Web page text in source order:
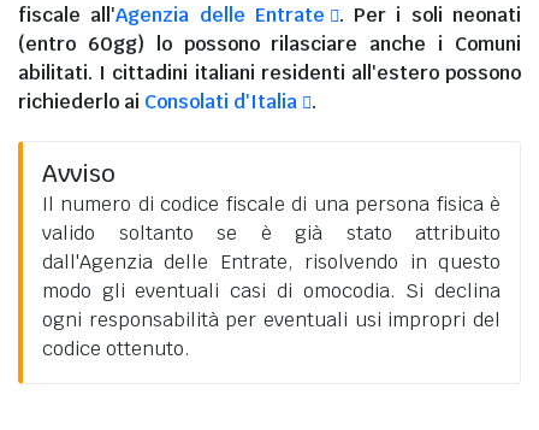
fiscale all'Agenzia delle Entrate
. Per i soli neonati
(entro 60gg) lo possono rilasciare anche i Comuni
abilitati. I cittadini italiani residenti all'esteropossono
richiederlo ai Consolati d'Italia .
Avviso
Il numero di codice fiscale di una persona fisica è
valido soltanto se è già stato attribuito
dall'Agenzia delle Entrate, risolvendo in questo
modo gli eventuali casi di omocodia. Si declina
ogni responsabilità per eventuali usi impropri del
codice ottenuto.